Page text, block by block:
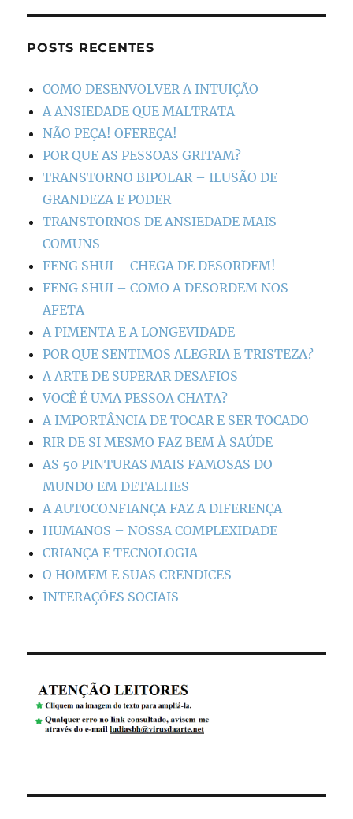
POSTS RECENTES
COMO DESENVOLVER A INTUIÇÃO
A ANSIEDADE QUE MALTRATA
NÃO PEÇA! OFEREÇA!
POR QUE AS PESSOAS GRITAM?
TRANSTORNO BIPOLAR – ILUSÃO DE
GRANDEZA E PODER
TRANSTORNOS DE ANSIEDADE MAIS
COMUNS
FENG SHUI – CHEGA DE DESORDEM!
FENG SHUI – COMO A DESORDEM NOS
AFETA
A PIMENTA E A LONGEVIDADE
POR QUE SENTIMOS ALEGRIA E TRISTEZA?
A ARTE DE SUPERAR DESAFIOS
VOCÊ É UMA PESSOA CHATA?
A IMPORTÂNCIA DE TOCAR E SER TOCADO
RIR DE SI MESMO FAZ BEM À SAÚDE
AS 50 PINTURAS MAIS FAMOSAS DO
MUNDO EM DETALHES
A AUTOCONFIANÇA FAZ A DIFERENÇA
HUMANOS – NOSSA COMPLEXIDADE
CRIANÇA E TECNOLOGIA
O HOMEM E SUAS CRENDICES
INTERAÇÕES SOCIAIS